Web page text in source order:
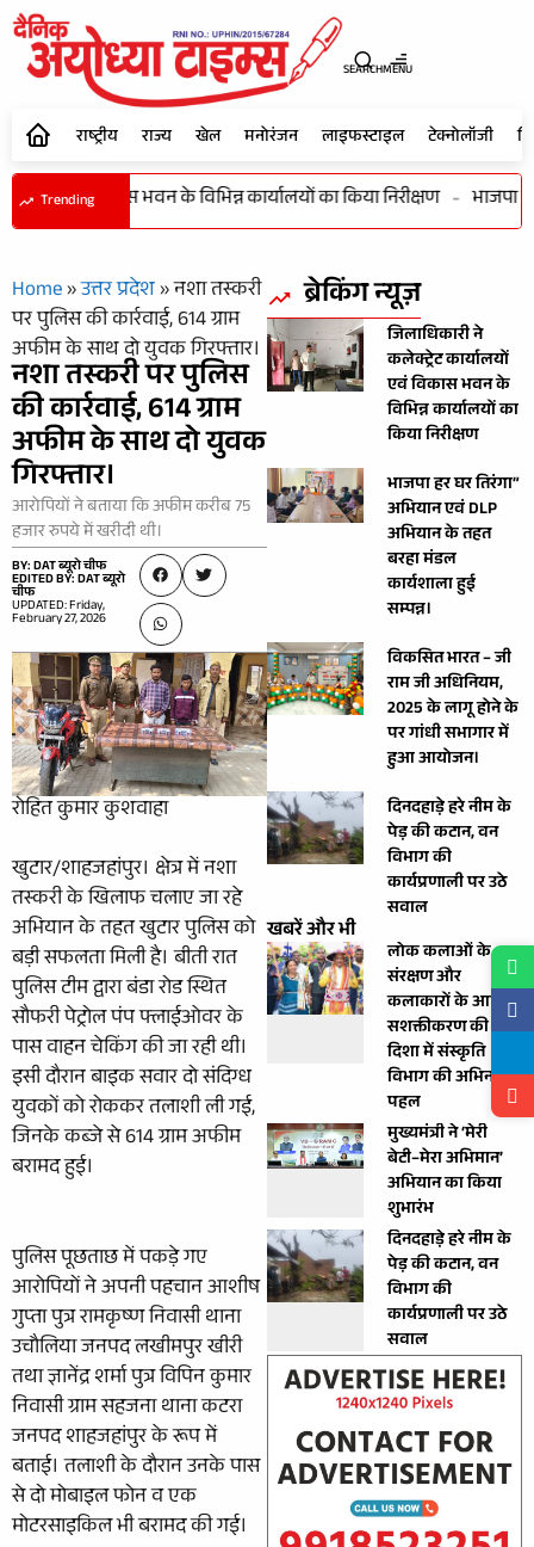
SEARCHMENU
राष्ट्रीय राज्य खेल मनोरंजन लाइफस्टाइल टेक्नोलॉजी
Trending
एवं विकास भवन के विभिन्न कार्यालयों का किया निरीक्षण - भाजपा
Home»उत्तर प्रदेश»नशा तस्करी
पर पुलिस की कार्रवाई, 614 ग्राम
अफीम के साथ दो युवक गिरफ्तार।
नशा तस्करी पर पुलिस
की कार्रवाई, 614 ग्राम
अफीम के साथ दो युवक
गिरफ्तार।
आरोपियों ने बताया कि अफीम करीब 75
हजार रुपये में खरीदी थी।
BY: DAT ब्यूरो चीफ
EDITED BY: DAT ब्यूरो
चीफ
UPDATED: Friday,
February 27, 2026
रोहित कुमार कुशवाहा
खुटार/शाहजहांपुर। क्षेत्र में नशा
तस्करी के खिलाफ चलाए जा रहे
अभियान के तहत खुटार पुलिस को
बड़ी सफलता मिली है। बीती रात
पुलिस टीम द्वारा बंडा रोड स्थित
सौफरी पेट्रोल पंप फ्लाईओवर के
पास वाहन चेकिंग की जा रही थी।
इसी दौरान बाइक सवार दो संदिग्ध
युवकों को रोककर तलाशी ली गई,
जिनके कब्जे से 614 ग्राम अफीम
बरामद हुई।
पुलिस पूछताछ में पकड़े गए
आरोपियों ने अपनी पहचान आशीष
गुप्ता पुत्र रामकृष्ण निवासी थाना
उचौलिया जनपद लखीमपुर खीरी
तथा ज्ञानेंद्र शर्मा पुत्र विपिन कुमार
निवासी ग्राम सहजना थाना कटरा
जनपद शाहजहांपुर के रूप में
बताई। तलाशी के दौरान उनके पास
से दो मोबाइल फोन व एक
मोटरसाइकिल भी बरामद की गई।
ब्रेकिंग न्यूज़
जिलाधिकारी ने
कलेक्ट्रेट कार्यालयों
एवं विकास भवन के
विभिन्न कार्यालयों का
किया निरीक्षण
भाजपा हर घर तिरंगा”
अभियान एवं DLP
अभियान के तहत
बरहा मंडल
कार्यशाला हुई
सम्पन्न।
विकसित भारत – जी
राम जी अधिनियम,
2025 के लागू होने के
पर गांधी सभागार में
हुआ आयोजन।
दिनदहाड़े हरे नीम के
पेड़ की कटान, वन
विभाग की
कार्यप्रणाली पर उठे
सवाल
खबरें और भी
लोक कलाओं के
संरक्षण और
कलाकारों के आर्थिक
सशक्तीकरण की
दिशा में संस्कृति
विभाग की अभिनव
पहल
मुख्यमंत्री ने ‘मेरी
बेटी–मेरा अभिमान’
अभियान का किया
शुभारंभ
दिनदहाड़े हरे नीम के
पेड़ की कटान, वन
विभाग की
कार्यप्रणाली पर उठे
सवाल